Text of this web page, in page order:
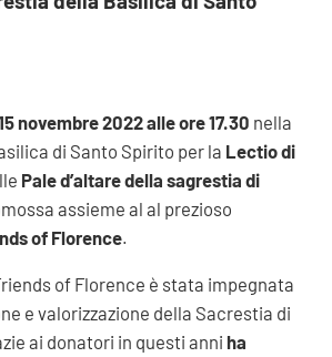
novembre 2022 alle ore 17.30 nella
di Santo Spirito per la Lectio di
Pale d’altare della sagrestia di
assieme al al prezioso
of Florence.
of Florence è stata impegnata
e valorizzazione della Sacrestia di
ai donatori in questi anni ha